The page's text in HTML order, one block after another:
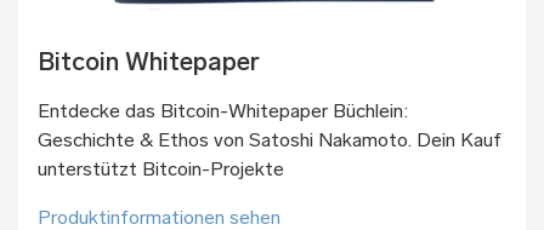
Bitcoin Whitepaper
Entdecke das Bitcoin-Whitepaper Büchlein:
Geschichte & Ethos von Satoshi Nakamoto. Dein Kauf
unterstützt Bitcoin-Projekte
Produktinformationen sehen